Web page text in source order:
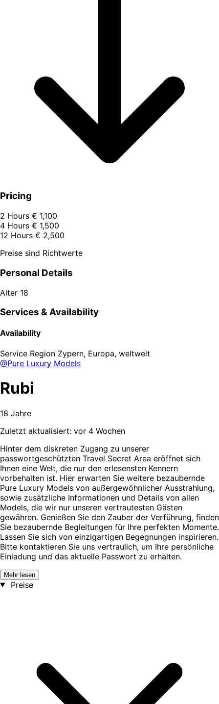
Pricing
2 Hours € 1,100
4 Hours € 1,500
12 Hours € 2,500
Preise sind Richtwerte
Personal Details
Alter 18
Services & Availability
Availability
Service Region Zypern, Europa, weltweit
@Pure Luxury Models
Rubi
18 Jahre
Zuletzt aktualisiert: vor 4 Wochen
Hinter dem diskreten Zugang zu unserer
passwortgeschützten Travel Secret Area eröffnet sich
Ihnen eine Welt, die nur den erlesensten Kennern
vorbehalten ist. Hier erwarten Sie weitere bezaubernde
Pure Luxury Models von außergewöhnlicher Ausstrahlung,
sowie zusätzliche Informationen und Details von allen
Models, die wir nur unseren vertrautesten Gästen
gewähren. Genießen Sie den Zauber der Verführung, finden
Sie bezaubernde Begleitungen für Ihre perfekten Momente.
Lassen Sie sich von einzigartigen Begegnungen inspirieren.
Bitte kontaktieren Sie uns vertraulich, um Ihre persönliche
Einladung und das aktuelle Passwort zu erhalten.
Mehr lesen
Preise